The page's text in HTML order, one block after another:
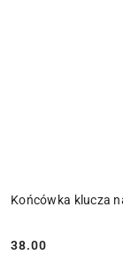
Końcówka klucza
Cena:
38.00